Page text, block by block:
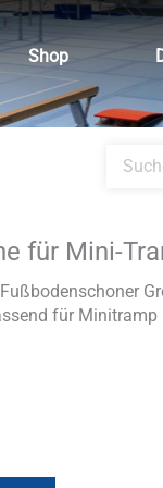
Shop
search
für Mini-
für Minitramp